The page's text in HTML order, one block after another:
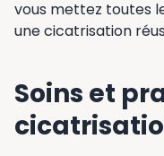
vous mettez toutes
une cicatrisation
Soins et